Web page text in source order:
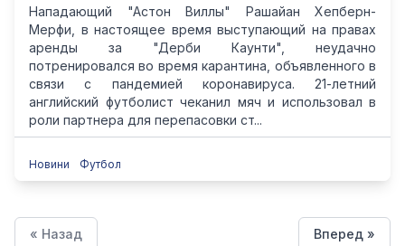
Нападающий "Астон Виллы" Рашайан Хепберн-
Мерфи, в настоящее время выступающий на правах
аренды за "Дерби Каунти", неудачно
потренировался во время карантина, объявленного в
связи с пандемией коронавируса. 21-летний
английский футболист чеканил мяч и использовал в
роли партнера для перепасовки ст...
Новини Футбол
« Назад Вперед »